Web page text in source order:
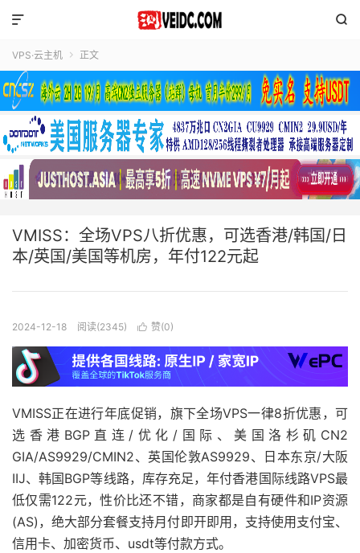


VPS·云主机  正文
VMISS：全场VPS八折优惠，可选香港/韩国/日
本/英国/美国等机房，年付122元起
2024-12-18 阅读(2345)  赞(0)
VMISS正在进行年底促销，旗下全场VPS一律8折优惠，可
选香港BGP直连/优化/国际、美国洛杉矶CN2
GIA/AS9929/CMIN2、英国伦敦AS9929、日本东京/大阪
IIJ、韩国BGP等线路，库存充足，年付香港国际线路VPS最
低仅需122元，性价比还不错，商家都是自有硬件和IP资源
(AS)，绝大部分套餐支持月付即开即用，支持使用支付宝、
信用卡、加密货币、usdt等付款方式。